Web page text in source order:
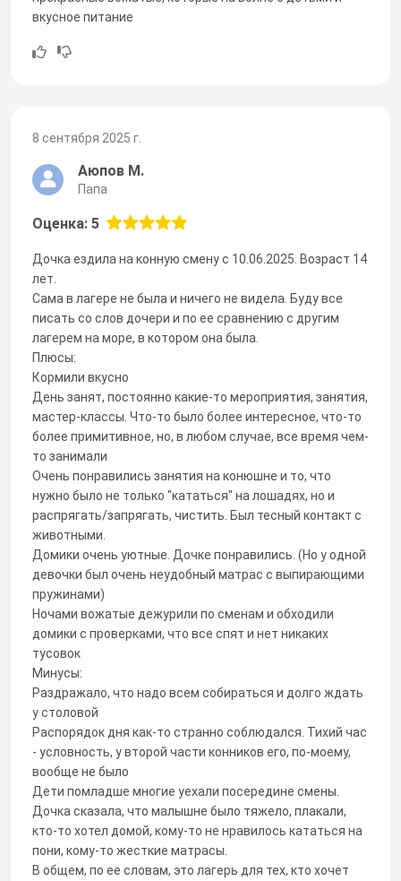
вкусное питание
8 сентября 2025 г.
Аюпов М.
Папа
Оценка: 5
Дочка ездила на конную смену с 10.06.2025. Возраст 14
лет.
Сама в лагере не была и ничего не видела. Буду все
писать со слов дочери и по ее сравнению с другим
лагерем на море, в котором она была.
Плюсы:
Кормили вкусно
День занят, постоянно какие-то мероприятия, занятия,
мастер-классы. Что-то было более интересное, что-то
более примитивное, но, в любом случае, все время чем-
то занимали
Очень понравились занятия на конюшне и то, что
нужно было не только "кататься" на лошадях, но и
распрягать/запрягать, чистить. Был тесный контакт с
животными.
Домики очень уютные. Дочке понравились. (Но у одной
девочки был очень неудобный матрас с выпирающими
пружинами)
Ночами вожатые дежурили по сменам и обходили
домики с проверками, что все спят и нет никаких
тусовок
Минусы:
Раздражало, что надо всем собираться и долго ждать
у столовой
Распорядок дня как-то странно соблюдался. Тихий час
- условность, у второй части конников его, по-моему,
вообще не было
Дети помладше многие уехали посередине смены.
Дочка сказала, что малышне было тяжело, плакали,
кто-то хотел домой, кому-то не нравилось кататься на
пони, кому-то жесткие матрасы.
В общем, по ее словам, это лагерь для тех, кто хочет